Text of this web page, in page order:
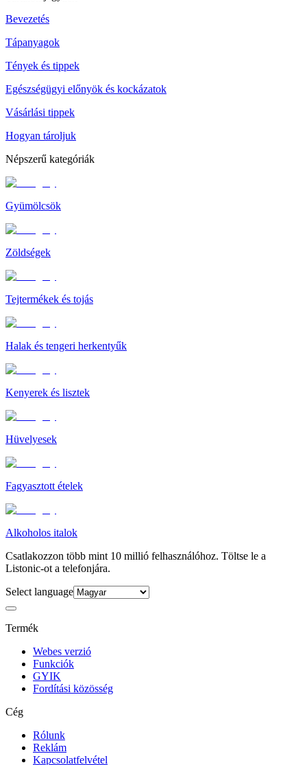
Bevezetés
Tápanyagok
Tények és tippek
Egészségügyi előnyök és kockázatok
Vásárlási tippek
Hogyan tároljuk
Népszerű kategóriák
Gyümölcsök
Zöldségek
Tejtermékek és tojás
Halak és tengeri herkentyűk
Kenyerek és lisztek
Hüvelyesek
Fagyasztott ételek
Alkoholos italok
Csatlakozzon több mint 10 millió felhasználóhoz. Töltse le a
Listonic-ot a telefonjára.
Select language
Termék
Webes verzió
Funkciók
GYIK
Fordítási közösség
Cég
Rólunk
Reklám
Kapcsolatfelvétel